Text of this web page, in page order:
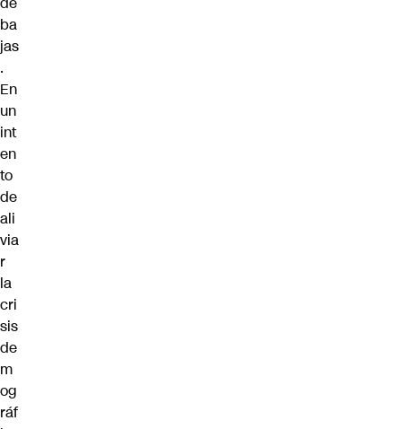
ba
jas
.
En
un
int
en
to
de
ali
via
r
la
cri
sis
de
m
og
ráf